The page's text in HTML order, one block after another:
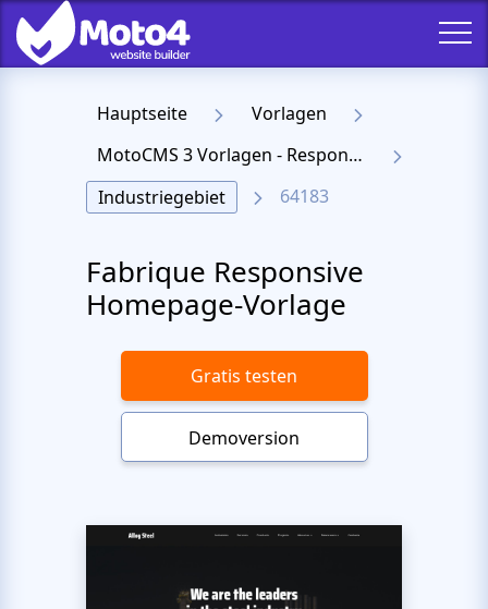
Hauptseite
Vorlagen
MotoCMS 3 Vorlagen - Responsive Templates für Website
Industriegebiet
64183
Fabrique Responsive
Homepage-Vorlage
Gratis testen
Demoversion